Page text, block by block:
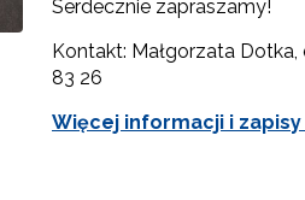
Serdecznie zapraszamy!
Kontakt: Małgorzata Dotka,
83 26
Więcej informacji i